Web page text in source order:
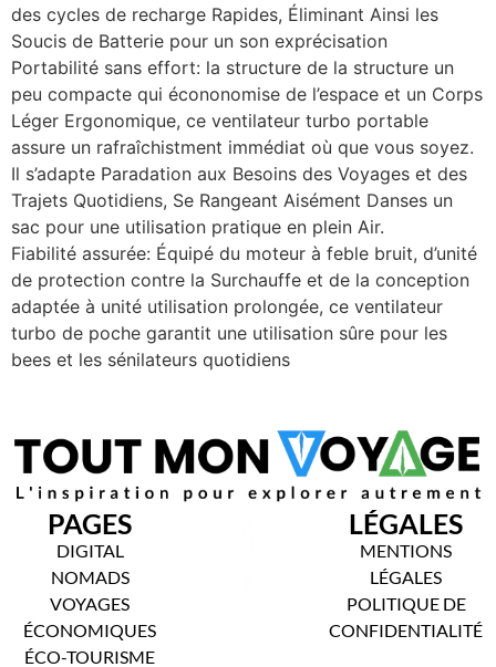
des cycles de recharge Rapides, Éliminant Ainsi les
Soucis de Batterie pour un son exprécisation
Portabilité sans effort: la structure de la structure un
peu compacte qui écononomise de l’espace et un Corps
Léger Ergonomique, ce ventilateur turbo portable
assure un rafraîchistment immédiat où que vous soyez.
Il s’adapte Paradation aux Besoins des Voyages et des
Trajets Quotidiens, Se Rangeant Aisément Danses un
sac pour une utilisation pratique en plein Air.
Fiabilité assurée: Équipé du moteur à feble bruit, d’unité
de protection contre la Surchauffe et de la conception
adaptée à unité utilisation prolongée, ce ventilateur
turbo de poche garantit une utilisation sûre pour les
bees et les sénilateurs quotidiens
PAGES
DIGITAL
NOMADS
VOYAGES
ÉCONOMIQUES
ÉCO-TOURISME
LÉGALES
MENTIONS
LÉGALES
POLITIQUE DE
CONFIDENTIALITÉ